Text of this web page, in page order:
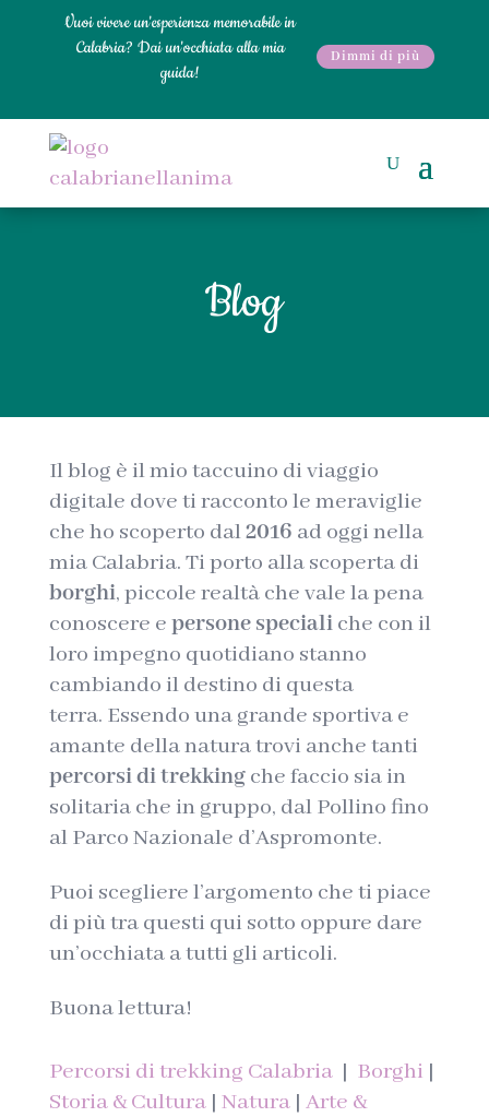
Vuoi vivere un'esperienza memorabile in
Calabria? Dai un'occhiata alla mia
guida!
Dimmi di più
Blog
Il blog è il mio taccuino di viaggio
digitale dove ti racconto le meraviglie
che ho scoperto dal2016 ad oggi nella
mia Calabria. Ti porto alla scoperta di
borghi, piccole realtà che vale la pena
conoscere e persone specialiche con il
loro impegno quotidiano stanno
cambiando il destino di questa
terra. Essendo una grande sportiva e
amante della natura trovi anche tanti
percorsi ditrekkingche faccio sia in
solitaria che in gruppo, dal Pollino fino
al Parco Nazionale d’Aspromonte.
Puoi scegliere l’argomento che ti piace
di più tra questi qui sotto oppure dare
un’occhiata a tutti gli articoli.
Buona lettura!
Percorsi di trekking Calabria| Borghi |
Storia & Cultura| Natura| Arte &